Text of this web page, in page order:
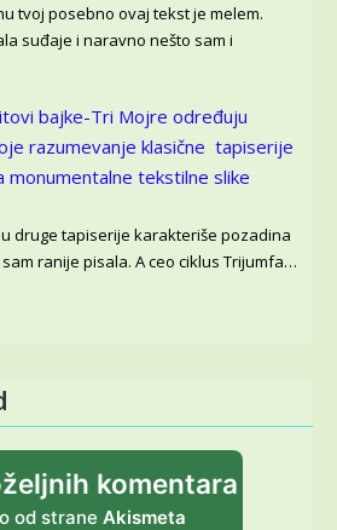
tvoj posebno ovaj tekst je melem.
suđaje i naravno nešto sam i
bajke-Tri Mojre određuju
razumevanje klasične tapiserije
monumentalne tekstilne slike
druge tapiserije karakteriše pozadina
ranije pisala. A ceo ciklus Trijumfa…
komentara
od strane Akismeta